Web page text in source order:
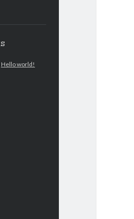
Hello world!